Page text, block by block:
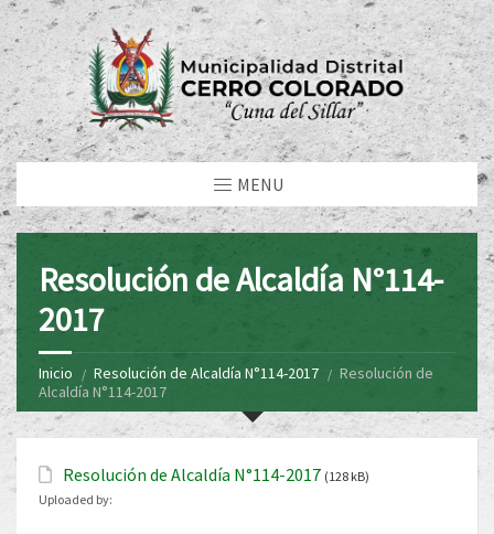
MENU
Resolución de Alcaldía N°114-
2017
Inicio Resolución de Alcaldía N°114-2017
Resolución de
Alcaldía N°114-2017
Resolución de Alcaldía N°114-2017 (128 kB)
Uploaded by: